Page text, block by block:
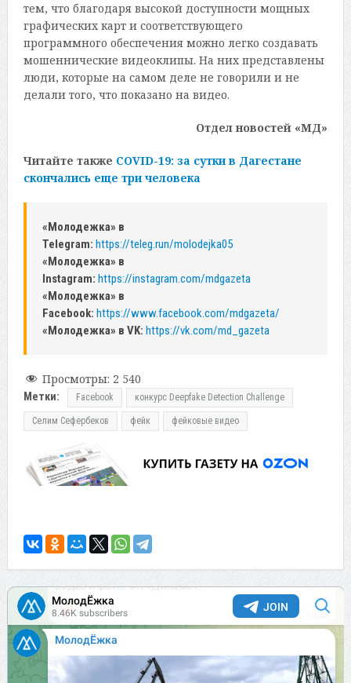
тем, что благодаря высокой доступности мощных
графических карт и соответствующего
программного обеспечения можно легко создавать
мошеннические видеоклипы. На них представлены
люди, которые на самом деле не говорили и не
делали того, что показано на видео.
Отдел новостей «МД»
Читайте также COVID-19: за сутки в Дагестане
скончались еще три человека
«Молодежка» в
Telegram: https://teleg.run/molodejka05
«Молодежка» в
Instagram: https://instagram.com/mdgazeta
«Молодежка» в
Facebook: https://www.facebook.com/mdgazeta/
«Молодежка» в VK: https://vk.com/md_gazeta
Просмотры: 2 540
Метки: Facebook конкурс Deepfake Detection Challenge
Селим Сефербеков фейк фейковые видео